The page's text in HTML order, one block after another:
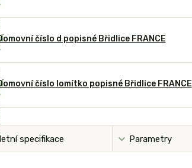
číslo d popisné Břidlice FRANCE
číslo lomítko popisné Břidlice FRANCE
specifikace Parametry